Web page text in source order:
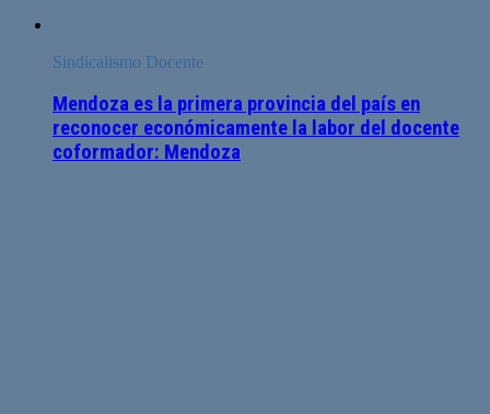
Sindicalismo Docente
Mendoza es la primera provincia del país en
reconocer económicamente la labor del docente
coformador: Mendoza